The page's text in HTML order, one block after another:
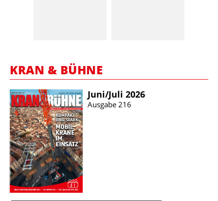
KRAN & BÜHNE
Juni/​Juli 2026
Ausgabe 216